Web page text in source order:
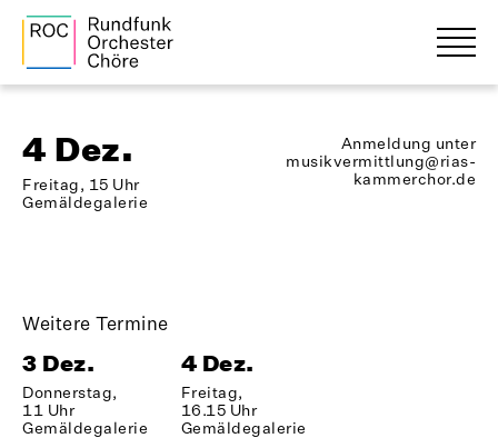
4 Dez.
Freitag, 15 Uhr
Gemäldegalerie
Anmeldung unter
musikvermittlung@rias-
kammerchor.de
Weitere Termine
3 Dez.
Donnerstag,
11 Uhr
Gemäldegalerie
4 Dez.
Freitag,
16.15 Uhr
Gemäldegalerie